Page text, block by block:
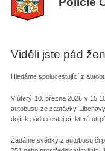
Viděli jste pád
Hledáme spolucestující z
V úterý 10. března 2026 v
autobusu ze zastávky
dojít k pádu cestující, která
Žádáme svědky z autobusu či